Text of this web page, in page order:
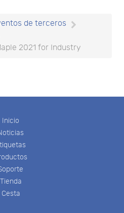
de terceros
2021 for Industry
Inicio
Tienda
Cesta